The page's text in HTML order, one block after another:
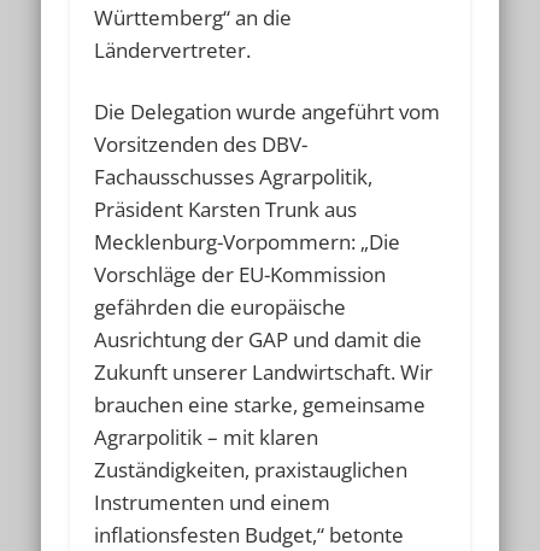
Württemberg“ an die
Ländervertreter.
Die Delegation wurde angeführt vom
Vorsitzenden des DBV-
Fachausschusses Agrarpolitik,
Präsident Karsten Trunk aus
Mecklenburg-Vorpommern: „Die
Vorschläge der EU-Kommission
gefährden die europäische
Ausrichtung der GAP und damit die
Zukunft unserer Landwirtschaft. Wir
brauchen eine starke, gemeinsame
Agrarpolitik – mit klaren
Zuständigkeiten, praxistauglichen
Instrumenten und einem
inflationsfesten Budget,“ betonte